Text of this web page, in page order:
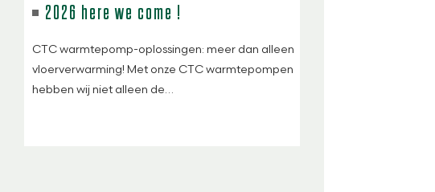
2026 here we come !
CTC warmtepomp-oplossingen: meer dan alleen
vloerverwarming! Met onze CTC warmtepompen
hebben wij niet alleen de…